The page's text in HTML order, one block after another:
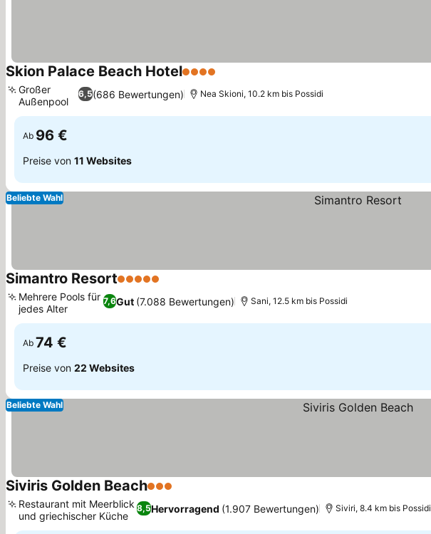
Skion Palace Beach Hotel4 Sterne
6,5(686 Bewertungen)
Großer
Außenpool
Nea Skioni, 10.2 km bis Possidi
Ab 96 €
Preise von 11 Websites
Beliebte Wahl
Simantro Resort5 Sterne
7,6Gut (7.088 Bewertungen)
Mehrere Pools für
jedes Alter
Sani, 12.5 km bis Possidi
Ab 74 €
Preise von 22 Websites
Beliebte Wahl
Siviris Golden Beach3 Sterne
8,5Hervorragend (1.907 Bewertungen)
Restaurant mit Meerblick
und griechischer Küche
Siviri, 8.4 km bis Possidi